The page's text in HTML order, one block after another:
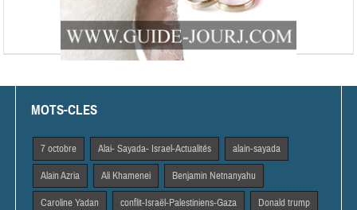
MOTS-CLES
7 octobre Alai- Sayada- Israel-Actualités alain-sayada
Alain Azria Ali Khamenei Benjamin Netnanyahu
Caroline Yadan conflit-Israël-Palestiniens-Gaza Donald trump